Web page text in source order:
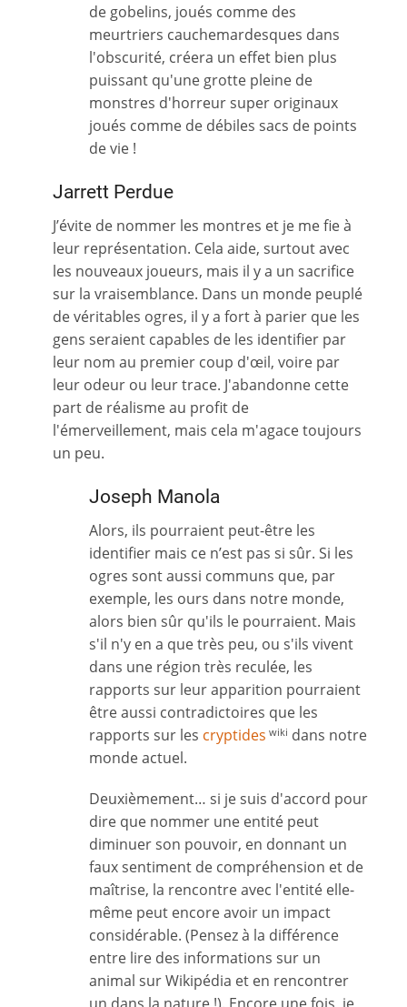
de gobelins, joués comme des
meurtriers cauchemardesques dans
l'obscurité, créera un effet bien plus
puissant qu'une grotte pleine de
monstres d'horreur super originaux
joués comme de débiles sacs de points
de vie !
Jarrett Perdue
J’évite de nommer les montres et je me fie à
leur représentation. Cela aide, surtout avec
les nouveaux joueurs, mais il y a un sacrifice
sur la vraisemblance. Dans un monde peuplé
de véritables ogres, il y a fort à parier que les
gens seraient capables de les identifier par
leur nom au premier coup d'œil, voire par
leur odeur ou leur trace. J'abandonne cette
part de réalisme au profit de
l'émerveillement, mais cela m'agace toujours
un peu.
Joseph Manola
Alors, ils pourraient peut-être les
identifier mais ce n’est pas si sûr. Si les
ogres sont aussi communs que, par
exemple, les ours dans notre monde,
alors bien sûr qu'ils le pourraient. Mais
s'il n'y en a que très peu, ou s'ils vivent
dans une région très reculée, les
rapports sur leur apparition pourraient
être aussi contradictoires que les
rapports sur les cryptides wiki dans notre
monde actuel.
Deuxièmement… si je suis d'accord pour
dire que nommer une entité peut
diminuer son pouvoir, en donnant un
faux sentiment de compréhension et de
maîtrise, la rencontre avec l'entité elle-
même peut encore avoir un impact
considérable. (Pensez à la différence
entre lire des informations sur un
animal sur Wikipédia et en rencontrer
un dans la nature !). Encore une fois, je